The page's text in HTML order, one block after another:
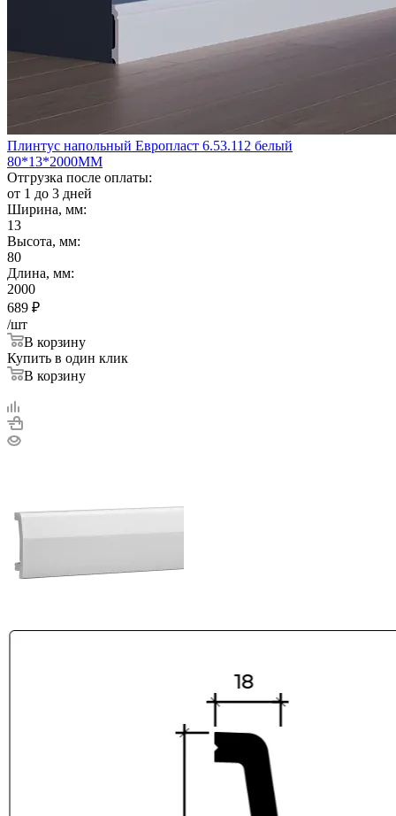
Плинтус напольный Европласт 6.53.112 белый
80*13*2000ММ
Отгрузка после оплаты:
от 1 до 3 дней
Ширина, мм:
13
Высота, мм:
80
Длина, мм:
2000
689 ₽
/шт
В корзину
Купить в один клик
В корзину